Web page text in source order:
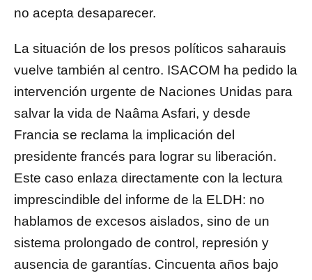
no acepta desaparecer.
La situación de los presos políticos saharauis
vuelve también al centro. ISACOM ha pedido la
intervención urgente de Naciones Unidas para
salvar la vida de Naâma Asfari, y desde
Francia se reclama la implicación del
presidente francés para lograr su liberación.
Este caso enlaza directamente con la lectura
imprescindible del informe de la ELDH: no
hablamos de excesos aislados, sino de un
sistema prolongado de control, represión y
ausencia de garantías. Cincuenta años bajo